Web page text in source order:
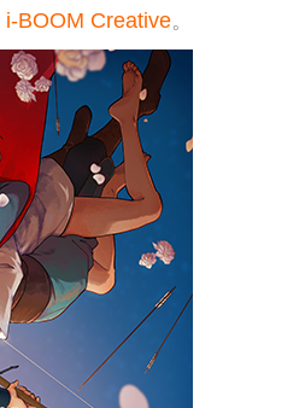
i-BOOM Creative。